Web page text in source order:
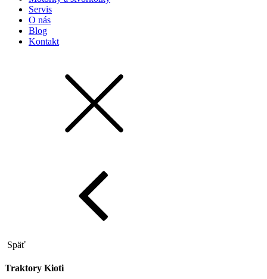
Servis
O nás
Blog
Kontakt
Späť
Traktory Kioti